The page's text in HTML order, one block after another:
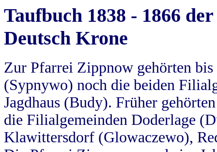
Taufbuch 1838 - 1866
Deutsch Krone
Zur Pfarrei Zippnow gehörten
(Sypnywo) noch die beiden
Jagdhaus (Budy). Früher
die Filialgemeinden Doderlage
Klawittersdorf (Glowaczewo),